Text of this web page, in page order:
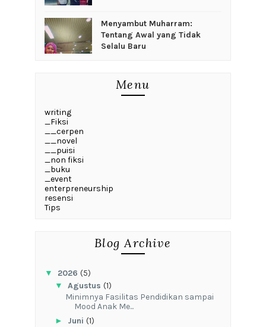
Menyambut Muharram:
Tentang Awal yang Tidak
Selalu Baru
Menu
writing
_Fiksi
__cerpen
__novel
__puisi
_non fiksi
_buku
_event
enterpreneurship
resensi
Tips
Blog Archive
▼ 2026 (5)
▼ Agustus (1)
‎Minimnya Fasilitas Pendidikan sampai
Mood Anak Me...
► Juni (1)